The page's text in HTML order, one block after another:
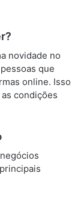
novidade no
que
online. Isso
condições